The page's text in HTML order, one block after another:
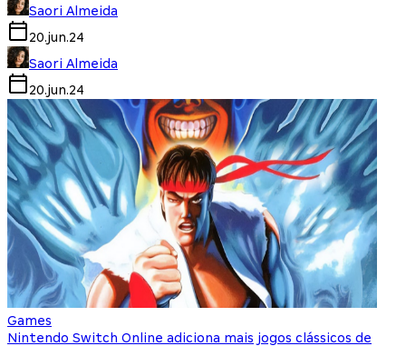
Saori Almeida
20.jun.24
Saori Almeida
20.jun.24
Games
Nintendo Switch Online adiciona mais jogos clássicos de